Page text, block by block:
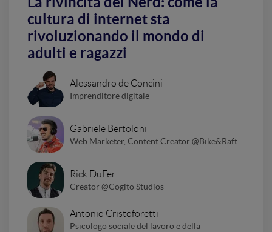
cultura di internet sta
rivoluzionando il mondo di
adulti e ragazzi
Alessandro de Concini
Imprenditore digitale
Gabriele Bertoloni
Web Marketer, Content Creator @Bike&Raft
Rick DuFer
Creator @Cogito Studios
Antonio Cristoforetti
Psicologo sociale del lavoro e della